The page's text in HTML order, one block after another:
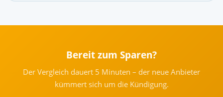
Bereit zum Sparen?
Der Vergleich dauert 5 Minuten – der neue Anbieter
kümmert sich um die Kündigung.